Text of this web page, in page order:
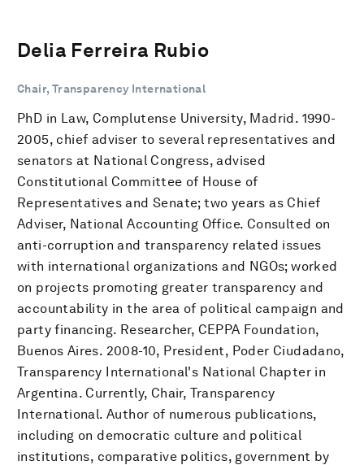
Delia Ferreira Rubio
Chair, Transparency International
PhD in Law, Complutense University, Madrid. 1990-
2005, chief adviser to several representatives and
senators at National Congress, advised
Constitutional Committee of House of
Representatives and Senate; two years as Chief
Adviser, National Accounting Office. Consulted on
anti-corruption and transparency related issues
with international organizations and NGOs; worked
on projects promoting greater transparency and
accountability in the area of political campaign and
party financing. Researcher, CEPPA Foundation,
Buenos Aires. 2008-10, President, Poder Ciudadano,
Transparency International's National Chapter in
Argentina. Currently, Chair, Transparency
International. Author of numerous publications,
including on democratic culture and political
institutions, comparative politics, government by